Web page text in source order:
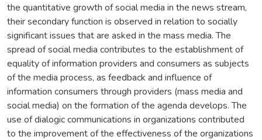
the quantitative growth of social media in the news stream,
their secondary function is observed in relation to socially
significant issues that are asked in the mass media. The
spread of social media contributes to the establishment of
equality of information providers and consumers as subjects
of the media process, as feedback and influence of
information consumers through providers (mass media and
social media) on the formation of the agenda develops. The
use of dialogic communications in organizations contributed
to the improvement of the effectiveness of the organizations